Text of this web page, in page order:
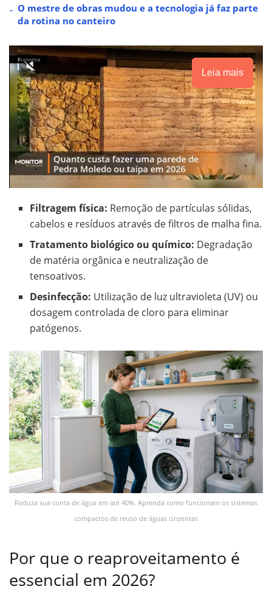
O mestre de obras mudou e a tecnologia já faz parte
da rotina no canteiro
Leia mais
Filtragem física: Remoção de partículas sólidas,
cabelos e resíduos através de filtros de malha fina.
Tratamento biológico ou químico: Degradação
de matéria orgânica e neutralização de
tensoativos.
Desinfecção: Utilização de luz ultravioleta (UV) ou
dosagem controlada de cloro para eliminar
patógenos.
Reduza sua conta de água em até 40%. Aprenda como funcionam os sistemas
compactos de reuso de águas cinzentas
Por que o reaproveitamento é
essencial em 2026?